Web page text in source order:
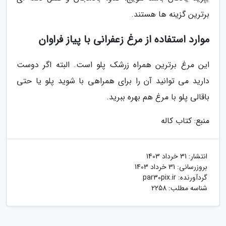
برترین گزینه ها هستند.
موارد استفاده از مرغ زعفرانی با پیاز فراوان
این مرغ برترین همراه زرشک پلو است. البته اگر دوست
دارید می توانید آن را برای همراهی با شوید پلو یا حتی
باقالی پلو با مرغ هم بهره ببرید.
منبع: کتاب کاله
انتشار: 31 خرداد 1403
بروزرسانی: 31 خرداد 1403
گردآورنده: par30pix.ir
شناسه مطلب: 2258